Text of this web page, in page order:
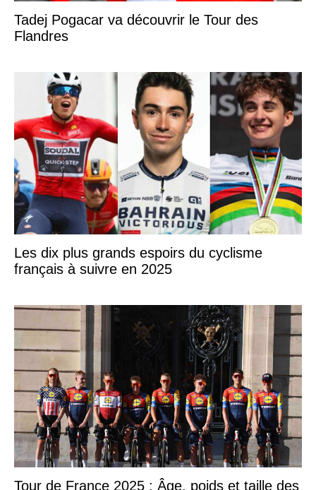
Tadej Pogacar va découvrir le Tour des
Flandres
Les dix plus grands espoirs du cyclisme
français à suivre en 2025
Tour de France 2025 : Âge, poids et taille des